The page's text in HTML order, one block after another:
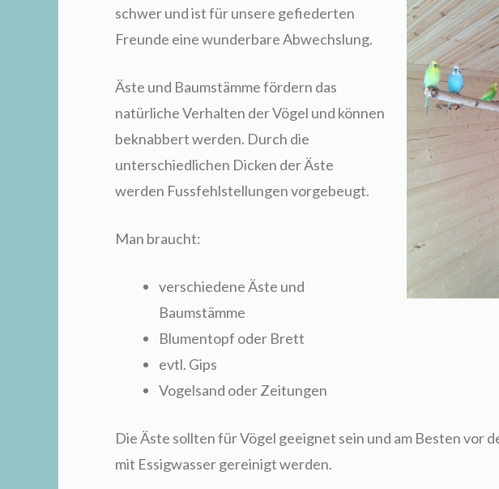
schwer und ist für unsere gefiederten
Freunde eine wunderbare Abwechslung.
Äste und Baumstämme fördern das
natürliche Verhalten der Vögel und können
beknabbert werden. Durch die
unterschiedlichen Dicken der Äste
werden Fussfehlstellungen vorgebeugt.
Man braucht:
verschiedene Äste und
Baumstämme
Blumentopf oder Brett
evtl. Gips
Vogelsand oder Zeitungen
Die Äste sollten für Vögel geeignet sein und am Besten vor
mit Essigwasser gereinigt werden.